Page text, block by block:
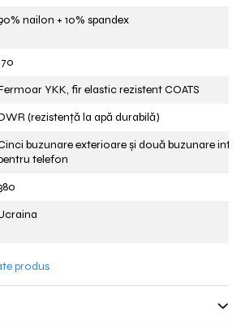
nailon + 10% spandex
YKK, fir elastic rezistent COATS
(rezistență la apă durabilă)
buzunare exterioare și două buzunare
telefon
produs